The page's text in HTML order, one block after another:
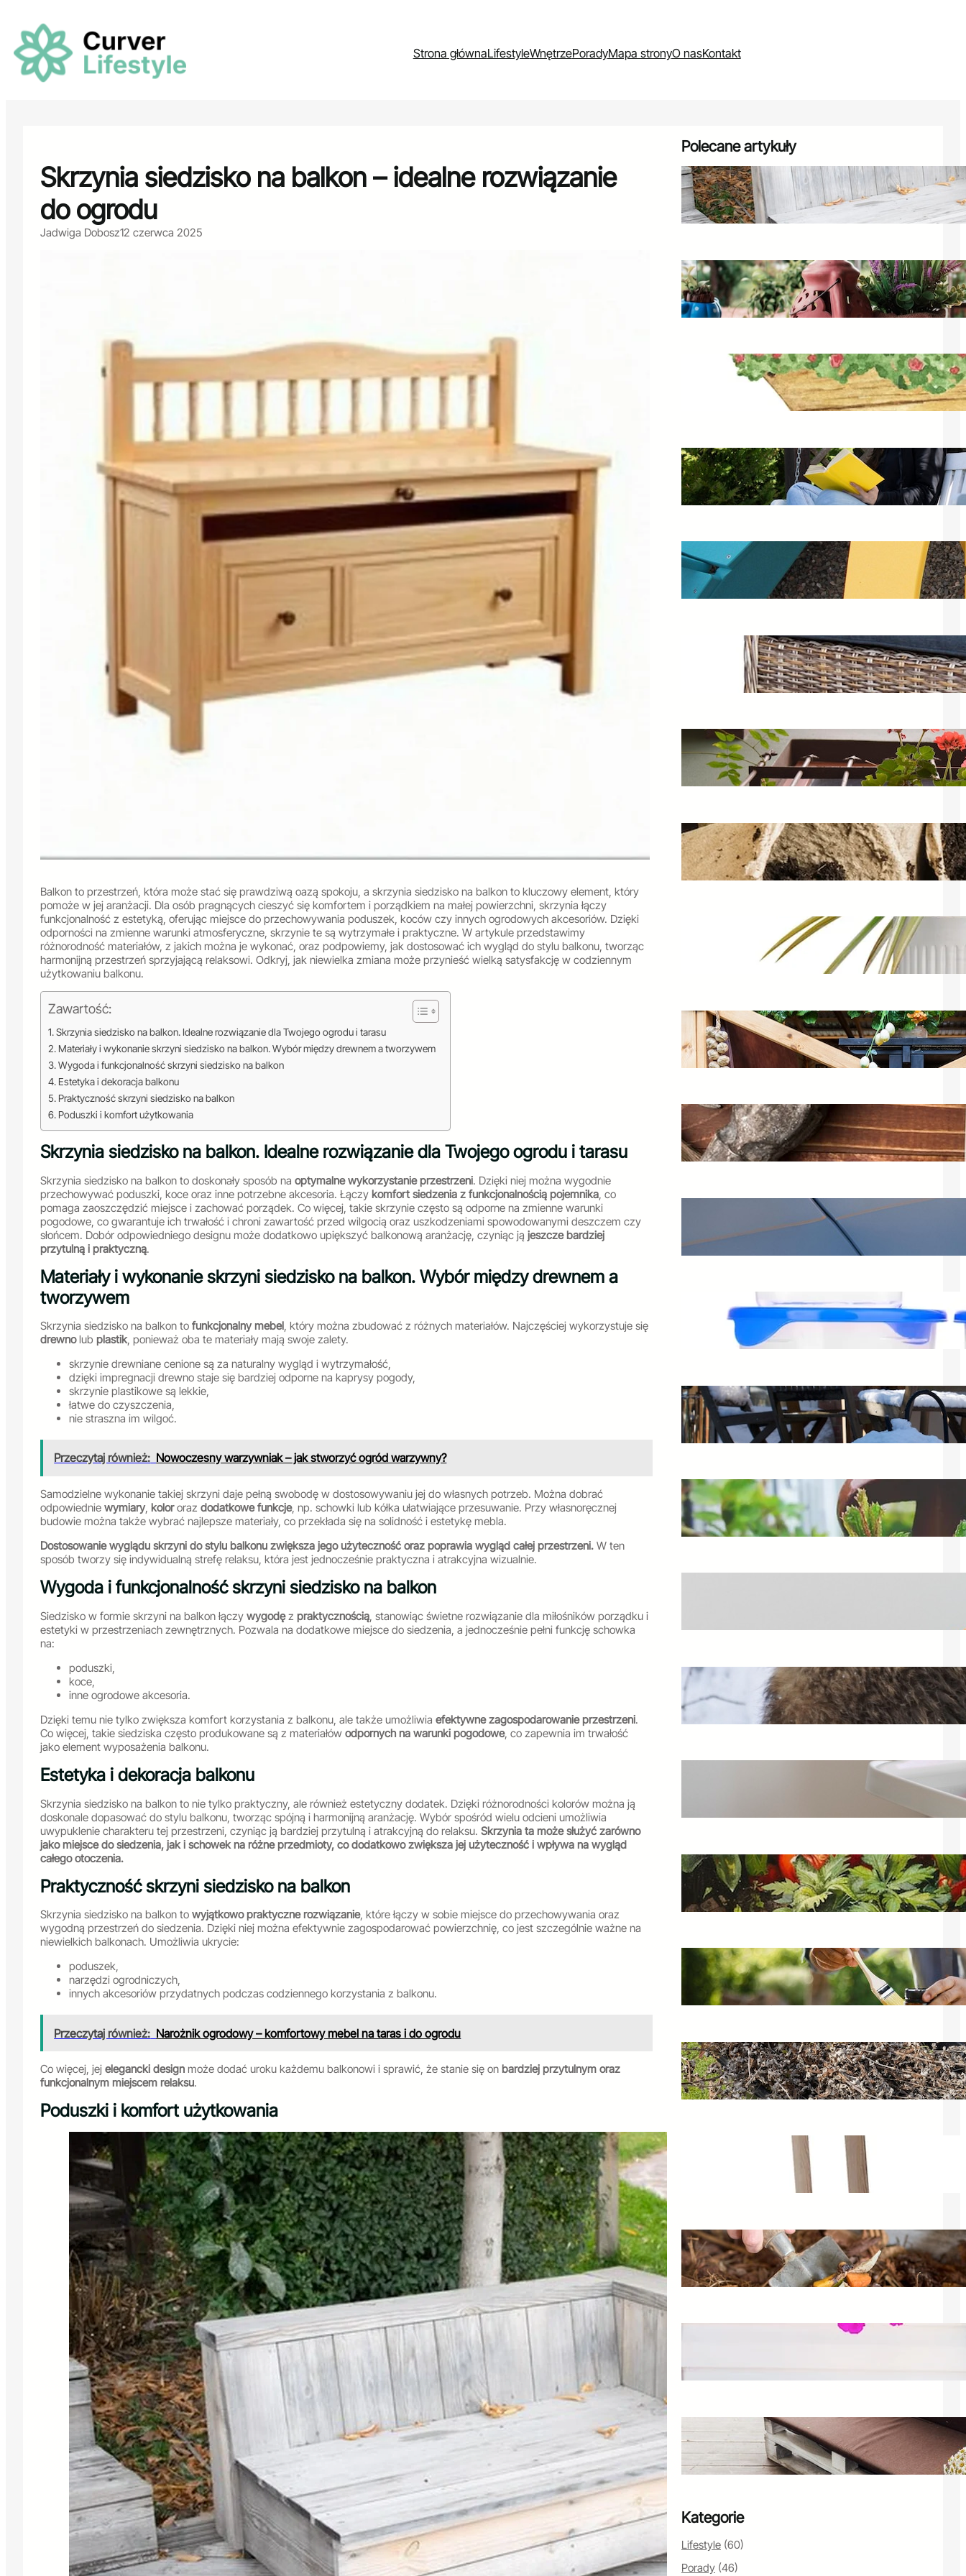
treści
Strona głównaLifestyleWnętrzePoradyMapa stronyO nasKontakt
Skrzynia siedzisko na balkon – idealne rozwiązanie
do ogrodu
Jadwiga Dobosz12 czerwca 2025
Balkon to przestrzeń, która może stać się prawdziwą oazą spokoju, a skrzynia siedzisko na balkon to kluczowy element, który
pomoże w jej aranżacji. Dla osób pragnących cieszyć się komfortem i porządkiem na małej powierzchni, skrzynia łączy
funkcjonalność z estetyką, oferując miejsce do przechowywania poduszek, koców czy innych ogrodowych akcesoriów. Dzięki
odporności na zmienne warunki atmosferyczne, skrzynie te są wytrzymałe i praktyczne. W artykule przedstawimy
różnorodność materiałów, z jakich można je wykonać, oraz podpowiemy, jak dostosować ich wygląd do stylu balkonu, tworząc
harmonijną przestrzeń sprzyjającą relaksowi. Odkryj, jak niewielka zmiana może przynieść wielką satysfakcję w codziennym
użytkowaniu balkonu.
Zawartość:
Skrzynia siedzisko na balkon. Idealne rozwiązanie dla Twojego ogrodu i tarasu
Materiały i wykonanie skrzyni siedzisko na balkon. Wybór między drewnem a tworzywem
Wygoda i funkcjonalność skrzyni siedzisko na balkon
Estetyka i dekoracja balkonu
Praktyczność skrzyni siedzisko na balkon
Poduszki i komfort użytkowania
Skrzynia siedzisko na balkon. Idealne rozwiązanie dla Twojego ogrodu i tarasu
Skrzynia siedzisko na balkon to doskonały sposób na optymalne wykorzystanie przestrzeni. Dzięki niej można wygodnie
przechowywać poduszki, koce oraz inne potrzebne akcesoria. Łączy komfort siedzenia z funkcjonalnością pojemnika , co
pomaga zaoszczędzić miejsce i zachować porządek. Co więcej, takie skrzynie często są odporne na zmienne warunki
pogodowe, co gwarantuje ich trwałość i chroni zawartość przed wilgocią oraz uszkodzeniami spowodowanymi deszczem czy
słońcem. Dobór odpowiedniego designu może dodatkowo upiększyć balkonową aranżację, czyniąc ją jeszcze bardziej
przytulną i praktyczną.
Materiały i wykonanie skrzyni siedzisko na balkon. Wybór między drewnem a
tworzywem
Skrzynia siedzisko na balkon to funkcjonalny mebel, który można zbudować z różnych materiałów. Najczęściej wykorzystuje się
drewnolub plastik, ponieważ oba te materiały mają swoje zalety.
skrzynie drewniane cenione są za naturalny wygląd i wytrzymałość,
dzięki impregnacji drewno staje się bardziej odporne na kaprysy pogody,
skrzynie plastikowe są lekkie,
łatwe do czyszczenia,
nie straszna im wilgoć.
Przeczytaj również: Nowoczesny warzywniak – jak stworzyć ogród warzywny?
Samodzielne wykonanie takiej skrzyni daje pełną swobodę w dostosowywaniu jej do własnych potrzeb. Można dobrać
odpowiednie wymiary, kolororaz dodatkowe funkcje, np. schowki lub kółka ułatwiające przesuwanie. Przy własnoręcznej
budowie można także wybrać najlepsze materiały, co przekłada się na solidność i estetykę mebla.
Dostosowanie wyglądu skrzyni do stylu balkonu zwiększa jego użyteczność oraz poprawia wygląd całej przestrzeni. W ten
sposób tworzy się indywidualną strefę relaksu, która jest jednocześnie praktyczna i atrakcyjna wizualnie.
Wygoda i funkcjonalność skrzyni siedzisko na balkon
Siedzisko w formie skrzyni na balkon łączy wygodęz praktycznością , stanowiąc świetne rozwiązanie dla miłośników porządku i
estetyki w przestrzeniach zewnętrznych. Pozwala na dodatkowe miejsce do siedzenia, a jednocześnie pełni funkcję schowka
na:
poduszki,
koce,
inne ogrodowe akcesoria.
Dzięki temu nie tylko zwiększa komfort korzystania z balkonu, ale także umożliwia efektywne zagospodarowanie przestrzeni.
Co więcej, takie siedziska często produkowane są z materiałów odpornych na warunki pogodowe, co zapewnia im trwałość
jako element wyposażenia balkonu.
Estetyka i dekoracja balkonu
Skrzynia siedzisko na balkon to nie tylko praktyczny, ale również estetyczny dodatek. Dzięki różnorodności kolorów można ją
doskonale dopasować do stylu balkonu, tworząc spójną i harmonijną aranżację. Wybór spośród wielu odcieni umożliwia
uwypuklenie charakteru tej przestrzeni, czyniąc ją bardziej przytulną i atrakcyjną do relaksu. Skrzynia ta może służyć zarówno
jako miejsce do siedzenia, jak i schowek na różne przedmioty, co dodatkowo zwiększa jej użyteczność i wpływa na wygląd
całego otoczenia.
Praktyczność skrzyni siedzisko na balkon
Skrzynia siedzisko na balkon to wyjątkowo praktyczne rozwiązanie, które łączy w sobie miejsce do przechowywania oraz
wygodną przestrzeń do siedzenia. Dzięki niej można efektywnie zagospodarować powierzchnię, co jest szczególnie ważne na
niewielkich balkonach. Umożliwia ukrycie:
poduszek,
narzędzi ogrodniczych,
innych akcesoriów przydatnych podczas codziennego korzystania z balkonu.
Przeczytaj również: Narożnik ogrodowy – komfortowy mebel na taras i do ogrodu
Co więcej, jej elegancki design może dodać uroku każdemu balkonowi i sprawić, że stanie się on bardziej przytulnym oraz
funkcjonalnym miejscem relaksu.
Poduszki i komfort użytkowania
Polecane artykuły
Skrzynia ogrodowa Curver – idealny
schowek na balkon i taras
7 listopada 2024
Jak przygotować balkon na wiosnę?
Urządź go z pomysłem
7 grudnia 2024
Keter Easy Go XL – idealny wózek
ogrodowy 62l do pracy w ogrodzie
17 lutego 2025
Czym czyścić plastikowe meble
ogrodowe? Sprawdź porady
24 lutego 2025
Kolorowe meble ogrodowe – idealne
na taras i balkon
4 listopada 2024
Keter Provence – grafitowy fotel
ogrodowy i zestaw mebli
17 kwietnia 2025
Mini ogródek na balkonie – jak
stworzyć ziołowy warzywnik?
29 czerwca 2025
Kompostowniki ogrodowe – jak
wybrać najlepszy model?
11 lutego 2025
Pojemniki ogrodowe – jak
przechowywać rośliny w skrzyniach?
5 czerwca 2025
Bar ogrodowy – pomysły na meble do
Twojego ogrodu
20 czerwca 2025
Keter stół warsztatowy składany –
idealny do pracy w sklepie
27 maja 2025
Curver – co to za firma i jakie
produkty oferuje?
Pojemniki Curver – jak skutecznie
przechowywać żywność?
20 października 2024
Czy meble ogrodowe trzeba chować
na zimę? Zabezpiecz je!
4 czerwca 2025
Jak zrobić kompostownik murowany
w ogrodzie? Praktyczne porady
18 stycznia 2025
Dokarmianie zwierząt zimą – jak to
robić odpowiedzialnie?
25 marca 2025
Krzesełko Keter do karmienia –
Jak zrobić domowy ogródek
warzywny? Praktyczne porady
3 kwietnia 2025
Impregnat czy olej do mebli
ogrodowych? Jak zabezpieczyć
drewno?
1 listopada 2024
Jak ożywić zaniedbany ogród?
Porady od Laurencji Wons
23 kwietnia 2025
Stolik Keter ogrodowy z funkcją
przechowywania na taras
20 czerwca 2025
Jak działa kompostownik w ogrodzie?
Warto wiedzieć o kompostowaniu
25 maja 2025
Taras z kwiatami – jak stworzyć
Skrzynie na taras na poduszki
ogrodowe – wybór i porady
14 czerwca 2025
Kategorie
Lifestyle (60)
Porady (46)